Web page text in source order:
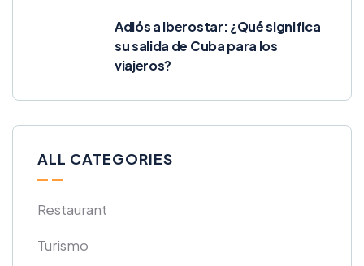
Adiós a Iberostar: ¿Qué significa
su salida de Cuba para los
viajeros?
ALL CATEGORIES
Restaurant
Turismo